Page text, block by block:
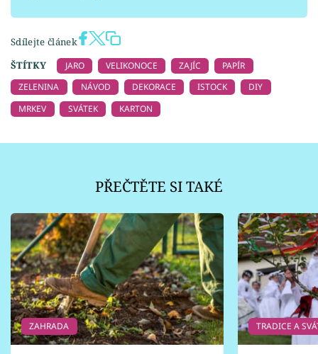
Sdílejte článek
ŠTÍTKY
JARO VELIKONOCE ZAJÍC
PAPÍR
ZELENINA
NÁVOD DEKORACE ISTOCK
DIY
MRKEV
SVÁTEK KARTON
PŘEČTĚTE SI TAKÉ
ZAHRADA TRADICE A